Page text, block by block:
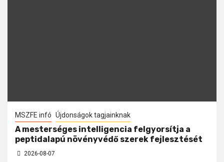
MSZFE infó Újdonságok tagjainknak
A mesterséges intelligencia felgyorsítja a
peptidalapú növényvédő szerek fejlesztését
2026-08-07